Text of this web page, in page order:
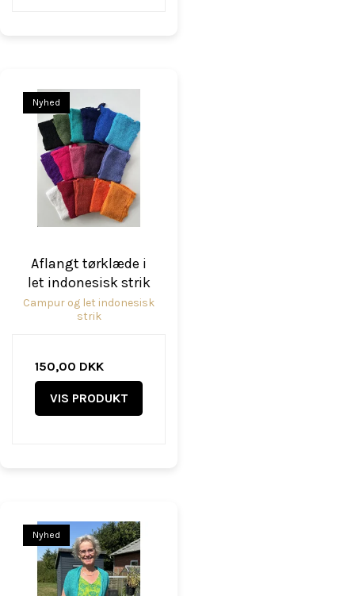
Nyhed
Aflangt tørklæde i
let indonesisk strik
Campur og let indonesisk
strik
150,00 DKK
VIS PRODUKT
Nyhed